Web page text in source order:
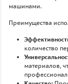
машинами.
Преимущества
количество
материалов,